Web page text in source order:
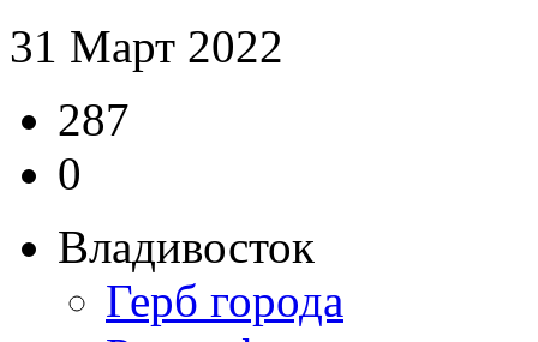
31 Март 2022
287
0
Владивосток
Герб города